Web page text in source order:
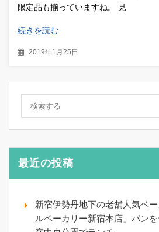
限定品も揃っていますね。 見
続きを読む
2019年1月25日
最近の投稿
新宿伊勢丹地下の老舗人気ベ
ルベーカリー新宿本店」パン